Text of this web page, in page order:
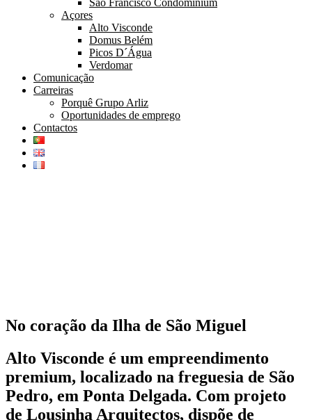
São Francisco Condominium
Açores
Alto Visconde
Domus Belém
Picos D´Água
Verdomar
Comunicação
Carreiras
Porquê Grupo Arliz
Oportunidades de emprego
Contactos
No coração da Ilha de São Miguel
Alto Visconde é um empreendimento
premium, localizado na freguesia de São
Pedro, em Ponta Delgada. Com projeto
de Lousinha Arquitectos, dispõe de